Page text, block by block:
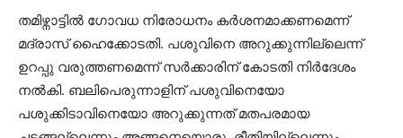
തമിഴ്നാട്ടിൽ ഗോവധ നിരോധനം കർശനമാക്കണമെന്ന്
മദ്രാസ് ഹൈക്കോടതി. പശുവിനെ അറുക്കുന്നില്ലെന്ന്
ഉറപ്പു വരുത്തണമെന്ന് സര്‍ക്കാരിന് കോടതി നിര്‍ദേശം
നല്‍കി. ബലിപെരുന്നാളിന് പശുവിനെയോ
പശുക്കിടാവിനെയോ അറുക്കുന്നത് മതപരമായ